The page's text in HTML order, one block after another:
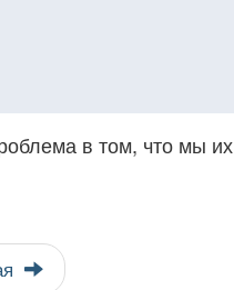
в том, что мы их